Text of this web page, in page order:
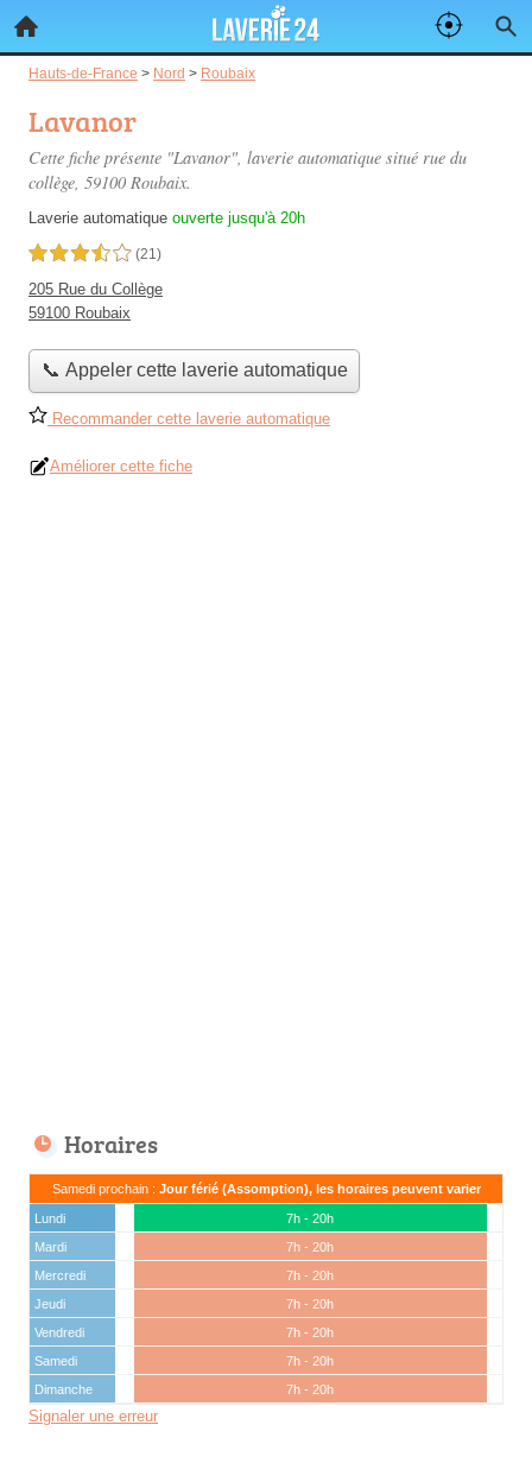
Hauts-de-France > Nord > Roubaix
Lavanor
Cette fiche présente "Lavanor", laverie automatique situé rue du
collège, 59100 Roubaix.
Laverie automatique ouverte jusqu'à 20h
3,5 étoiles sur 5 (21)
205 Rue du Collège
59100 Roubaix
📞 Appeler cette laverie automatique
Recommander cette laverie automatique
Améliorer cette fiche
Horaires
Samedi prochain : Jour férié (Assomption), les horaires peuvent varier
Lundi
7h - 20h
Mardi
7h - 20h
Mercredi
7h - 20h
Jeudi
7h - 20h
Vendredi
7h - 20h
Samedi
7h - 20h
Dimanche
7h - 20h
Signaler une erreur